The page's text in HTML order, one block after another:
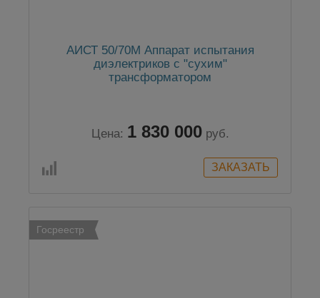
АИСТ 50/70М Аппарат испытания
диэлектриков с "сухим"
трансформатором
Цена: 1 830 000 руб.
Госреестр